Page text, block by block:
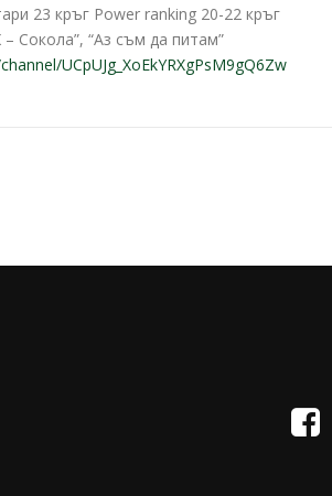
23 кръг Power ranking 20-22 кръг
Сокола”, “Аз съм да питам”
UCpUJg_XoEkYRXgPsM9gQ6Zw